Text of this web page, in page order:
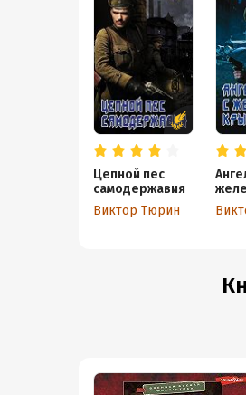
Цепной пес
самодержавия
Виктор Тюрин